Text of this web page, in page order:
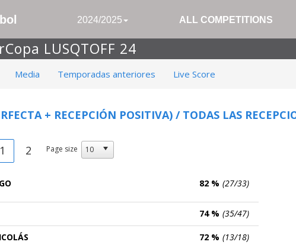
2024/2025 ALL COMPETITIONS
LUSQTOFF 24
Media Temporadas anteriores Live Score
+ RECEPCIÓN POSITIVA) / TODAS LAS
1 2 Page size
82 % (27/33)
74 % (35/47)
72 % (13/18)